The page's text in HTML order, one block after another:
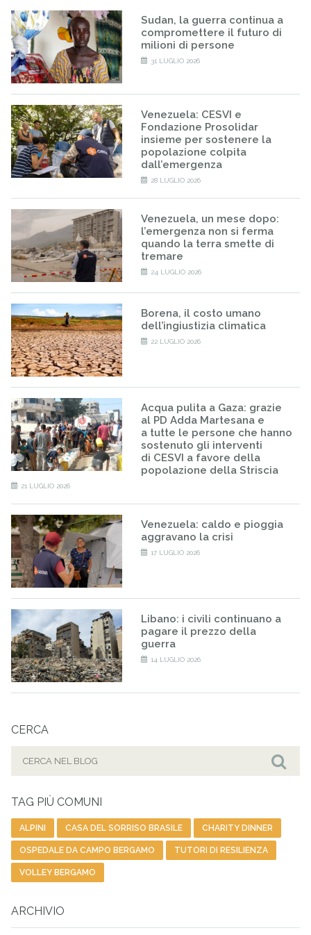
Sudan, la guerra continua a
compromettere il futuro di
milioni di persone
31 LUGLIO 2026
Venezuela: CESVI e
Fondazione Prosolidar
insieme per sostenere la
popolazione colpita
dall’emergenza
28 LUGLIO 2026
Venezuela, un mese dopo:
l’emergenza non si ferma
quando la terra smette di
tremare
24 LUGLIO 2026
Borena, il costo umano
dell’ingiustizia climatica
22 LUGLIO 2026
Acqua pulita a Gaza: grazie
al PD Adda Martesana e
a tutte le persone che hanno
sostenuto gli interventi
di CESVI a favore della
popolazione della Striscia
21 LUGLIO 2026
Venezuela: caldo e pioggia
aggravano la crisi
17 LUGLIO 2026
Libano: i civili continuano a
pagare il prezzo della
guerra
14 LUGLIO 2026
CERCA
TAG PIÙ COMUNI
ALPINI CASA DEL SORRISO BRASILE CHARITY DINNER
OSPEDALE DA CAMPO BERGAMO TUTORI DI RESILIENZA
VOLLEY BERGAMO
ARCHIVIO